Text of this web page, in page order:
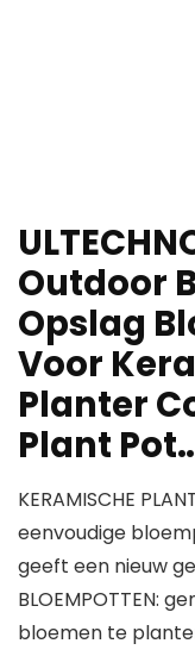
Outdoor
Opslag
Voor
Planter
Plant
KERAMISCHE
eenvoudige
geeft een nieuw
BLOEMPOTTEN:
bloemen te